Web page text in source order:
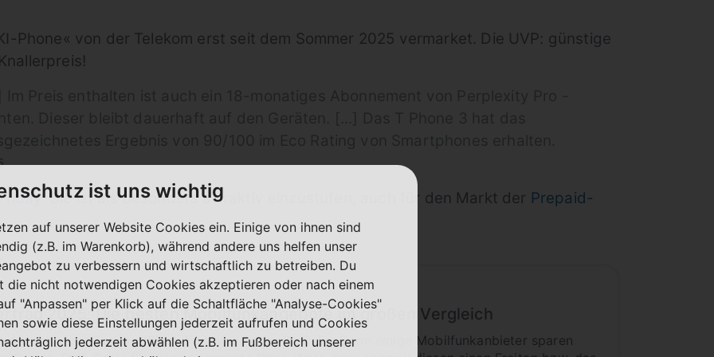
Phone« von der Telekom erst seit dem Sommer 2025 vermarket. Die UVP: günstige
. Sie ist als besonders attraktiv einzustufen, auch für den Markt der Prepaid-
2025: Die besten Mobilfunkangebote im großen Vergleich
schwarze Freitag (Black Friday) eine große Rolle: Denn einige Mobilfunkanbieter sparen
ist uns wichtig
auf unserer Website Cookies ein. Einige von ihnen sind
(z.B. im Warenkorb), während andere uns helfen unser
zu verbessern und wirtschaftlich zu betreiben. Du
die nicht notwendigen Cookies akzeptieren oder nach einem
"Anpassen" per Klick auf die Schaltfläche "Analyse-Cookies"
sowie diese Einstellungen jederzeit aufrufen und Cookies
jederzeit abwählen (z.B. im Fußbereich unserer